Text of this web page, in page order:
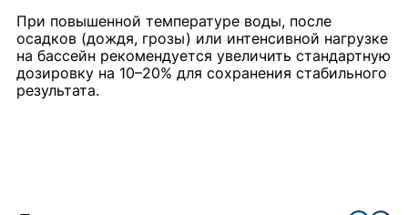
При повышенной температуре воды, после
осадков (дождя, грозы) или интенсивной нагрузке
на бассейн рекомендуется увеличить стандартную
дозировку на 10–20% для сохранения стабильного
результата.